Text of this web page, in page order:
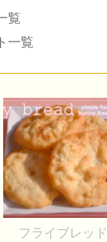
覧
一覧
フライブレッド